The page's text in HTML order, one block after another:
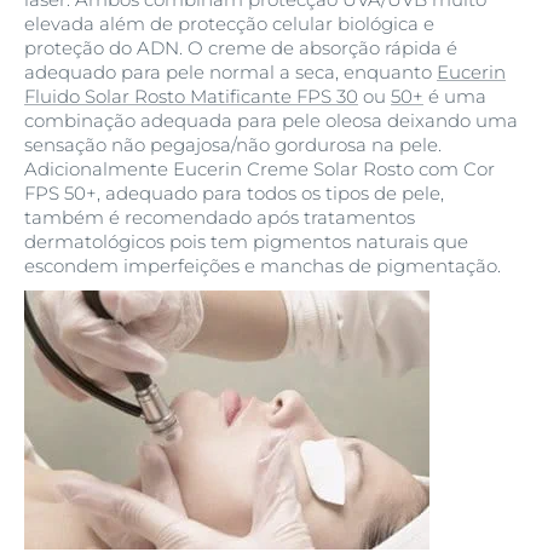
elevada além de protecção celular biológica e
proteção do ADN. O creme de absorção rápida é
adequado para pele normal a seca, enquanto Eucerin
Fluido Solar Rosto Matificante FPS 30 ou 50+ é uma
combinação adequada para pele oleosa deixando uma
sensação não pegajosa/não gordurosa na pele.
Adicionalmente Eucerin Creme Solar Rosto com Cor
FPS 50+, adequado para todos os tipos de pele,
também é recomendado após tratamentos
dermatológicos pois tem pigmentos naturais que
escondem imperfeições e manchas de pigmentação.